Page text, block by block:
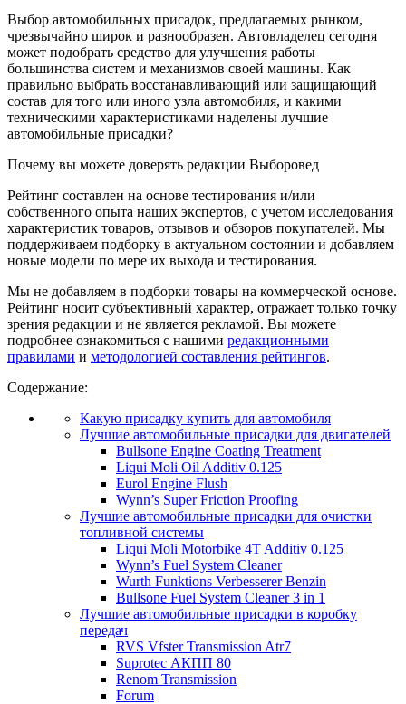
Выбор автомобильных присадок, предлагаемых рынком,
чрезвычайно широк и разнообразен. Автовладелец сегодня
может подобрать средство для улучшения работы
большинства систем и механизмов своей машины. Как
правильно выбрать восстанавливающий или защищающий
состав для того или иного узла автомобиля, и какими
техническими характеристиками наделены лучшие
автомобильные присадки?
Почему вы можете доверять редакции Выборовед
Рейтинг составлен на основе тестирования и/или
собственного опыта наших экспертов, с учетом исследования
характеристик товаров, отзывов и обзоров покупателей. Мы
поддерживаем подборку в актуальном состоянии и добавляем
новые модели по мере их выхода и тестирования.
Мы не добавляем в подборки товары на коммерческой основе.
Рейтинг носит субъективный характер, отражает только точку
зрения редакции и не является рекламой. Вы можете
подробнее ознакомиться с нашими редакционными
правилами и методологией составления рейтингов.
Содержание:
Какую присадку купить для автомобиля
Лучшие автомобильные присадки для двигателей
Bullsone Engine Coating Treatment
Liqui Moli Oil Additiv 0.125
Eurol Engine Flush
Wynn’s Super Friction Proofing
Лучшие автомобильные присадки для очистки
топливной системы
Liqui Moli Motorbike 4T Additiv 0.125
Wynn’s Fuel System Cleaner
Wurth Funktions Verbesserer Benzin
Bullsone Fuel System Cleaner 3 in 1
Лучшие автомобильные присадки в коробку
передач
RVS Vfster Transmission Atr7
Suprotec АКПП 80
Renom Transmission
Forum